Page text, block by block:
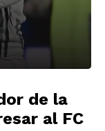
de la
al FC